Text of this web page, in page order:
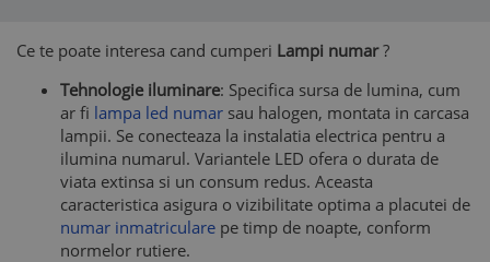
Ce te poate interesa cand cumperi Lampi numar?
Tehnologie iluminare: Specifica sursa de lumina, cum
ar fi lampa led numar sau halogen, montata in carcasa
lampii. Se conecteaza la instalatia electrica pentru a
ilumina numarul. Variantele LED ofera o durata de
viata extinsa si un consum redus. Aceasta
caracteristica asigura o vizibilitate optima a placutei de
numar inmatriculare pe timp de noapte, conform
normelor rutiere.